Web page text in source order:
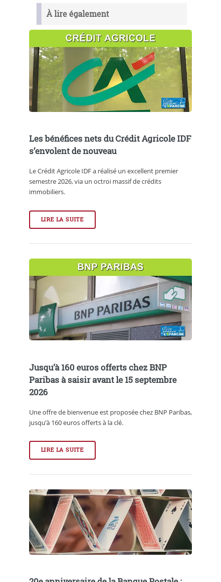
À lire également
Les bénéfices nets du Crédit Agricole IDF
s’envolent de nouveau
Le Crédit Agricole IDF a réalisé un excellent premier
semestre 2026, via un octroi massif de crédits
immobiliers.
LIRE LA SUITE
Jusqu’à 160 euros offerts chez BNP
Paribas à saisir avant le 15 septembre
2026
Une offre de bienvenue est proposée chez BNP Paribas,
jusqu’à 160 euros offerts à la clé.
LIRE LA SUITE